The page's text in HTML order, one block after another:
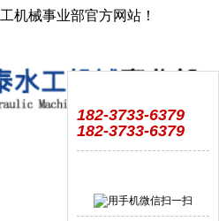
机械事业部官方网站！
182-3733-6379
182-3733-6379